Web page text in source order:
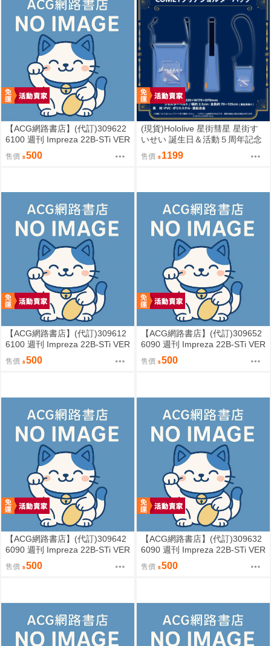
【ACG網路書店】(代訂)309622
6100 週刊 Impreza 22B-STi VER
SION をつくる (9)
售價 500
(現貨)Hololive 星街彗星 星街す
いせい 誕生日＆活動５周年記念
COMET透明側背包 單肩背包
售價 1199
【ACG網路書店】(代訂)309612
6100 週刊 Impreza 22B-STi VER
SION をつくる (8)
售價 500
【ACG網路書店】(代訂)309652
6090 週刊 Impreza 22B-STi VER
SION をつくる (7)
售價 500
【ACG網路書店】(代訂)309642
6090 週刊 Impreza 22B-STi VER
SION をつくる (6)
售價 500
【ACG網路書店】(代訂)309632
6090 週刊 Impreza 22B-STi VER
SION をつくる (5)
售價 500